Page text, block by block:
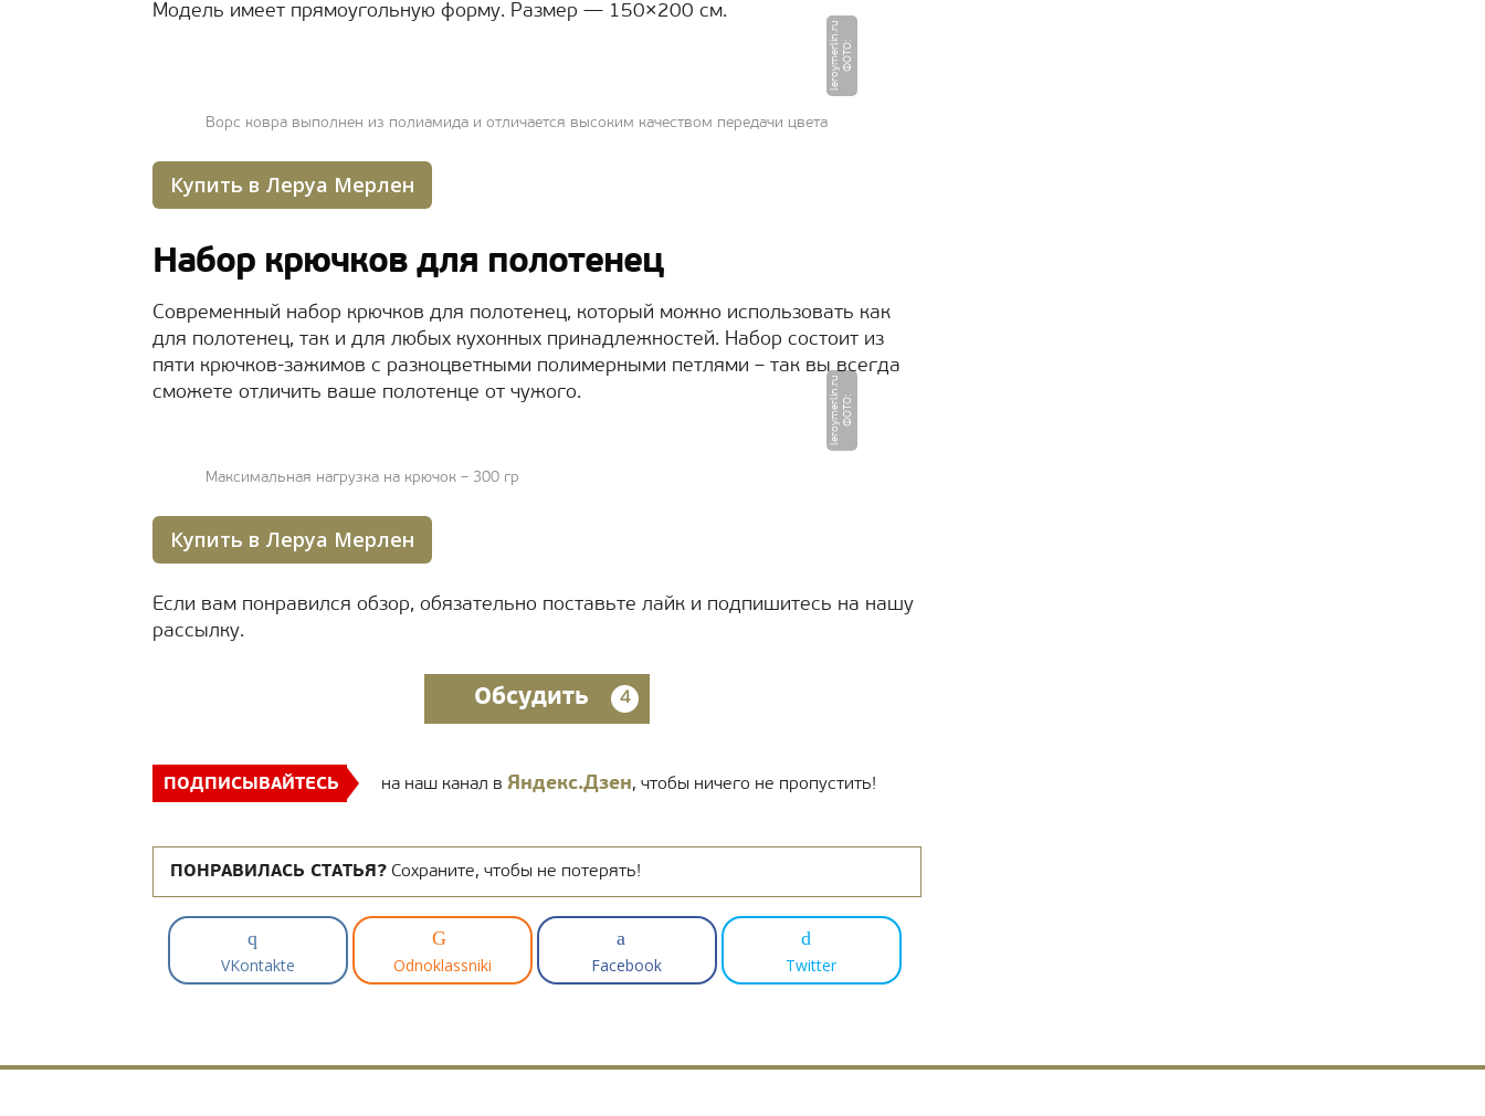
Модель имеет прямоугольную форму. Размер — 150×200 см.
Ф
О
Т
О
:
l
e
r
o
y
m
e
r
li
n.
r
u
Ворс ковра выполнен из полиамида и отличается высоким качеством передачи цвета
Купить в Леруа Мерлен
Набор крючков для полотенец
Современный набор крючков для полотенец, который можно использовать как
для полотенец, так и для любых кухонных принадлежностей. Набор состоит из
пяти крючков-зажимов с разноцветными полимерными петлями – так вы всегда
сможете отличить ваше полотенце от чужого.
Ф
О
Т
О
:
l
e
r
o
y
m
e
r
li
n.
r
u
Максимальная нагрузка на крючок – 300 гр
Купить в Леруа Мерлен
Если вам понравился обзор, обязательно поставьте лайк и подпишитесь на нашу
рассылку.
Обсудить 4
ПОДПИСЫВАЙТЕСЬ на наш канал в Яндекс.Дзен, чтобы ничего не пропустить!
ПОНРАВИЛАСЬ СТАТЬЯ? Сохраните, чтобы не потерять!
VKontakte Odnoklassniki Facebook Twitter